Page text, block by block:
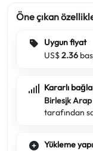
Öne çıkan
Uygun fiyat
US$2.36
Kararlı
Birleşik
tarafından
Yükleme